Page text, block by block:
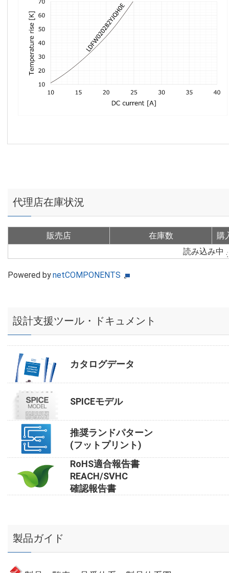
代理店在庫状況
販売店 在庫数
購
読み込み中
Powered bynetCOMPONENTS
設計支援ツール・ドキュメント
カタログデータ
SPICEモデル
推奨ランドパターン
(フットプリント)
RoHS適合報告書
REACH/SVHC
確認報告書
製品ガイド